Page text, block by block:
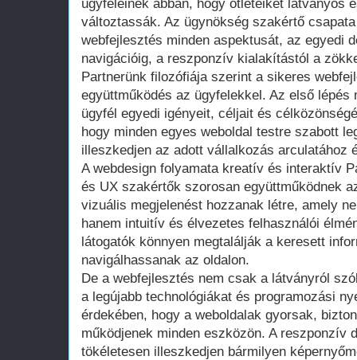
ügyfeleinek abban, hogy ötleteiket látványos
változtassák. Az ügynökség szakértő
webfejlesztés minden aspektusát, az egyedi
navigációig, a reszponzív kialakítástól a
Partnerünk filozófiája szerint a sikeres
együttműködés az ügyfelekkel. Az első lépés
ügyfél egyedi igényeit, céljait és
hogy minden egyes weboldal testre szabott
illeszkedjen az adott vállalkozás arculatához
A webdesign folyamata kreatív és interaktív
és UX szakértők szorosan együttműködnek
vizuális megjelenést hozzanak létre, amely
hanem intuitív és élvezetes felhasználói
látogatók könnyen megtalálják a keresett
navigálhassanak az oldalon.
De a webfejlesztés nem csak a látványról
a legújabb technológiákat és programozási
érdekében, hogy a weboldalak gyorsak,
működjenek minden eszközön. A reszponzív
tökéletesen illeszkedjen bármilyen